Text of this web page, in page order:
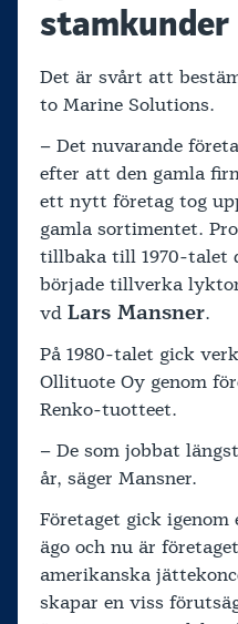
stamkunder
Det är svårt att
to Marine Solutions.
– Det nuvarande
efter att den gamla
ett nytt företag tog
gamla sortimentet.
tillbaka till 1970-talet
började tillverka
vd Lars Mansner.
På 1980-talet gick
Ollituote Oy genom
Renko-tuotteet.
– De som jobbat
år, säger Mansner.
Företaget gick
ägo och nu är
amerikanska
skapar en viss